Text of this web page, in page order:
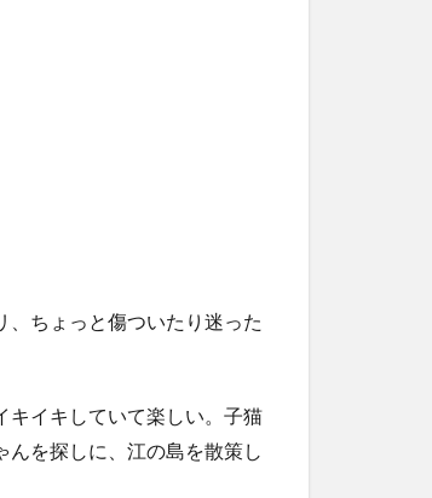
ちょっと傷ついたり迷った
キイキしていて楽しい。子猫
を探しに、江の島を散策し